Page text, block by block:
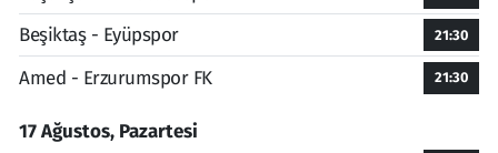
Beşiktaş - Eyüpspor 21:30
Amed - Erzurumspor FK 21:30
17 Ağustos, Pazartesi